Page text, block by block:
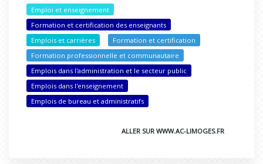
Emploi et enseignement
Formation et certification des enseignants
Emplois et carrières
Formation et certification
Formation professionnelle et communautaire
Emplois dans l'administration et le secteur public
Emplois dans l'enseignement
Emplois de bureau et administratifs
ALLER SUR WWW.AC-LIMOGES.FR